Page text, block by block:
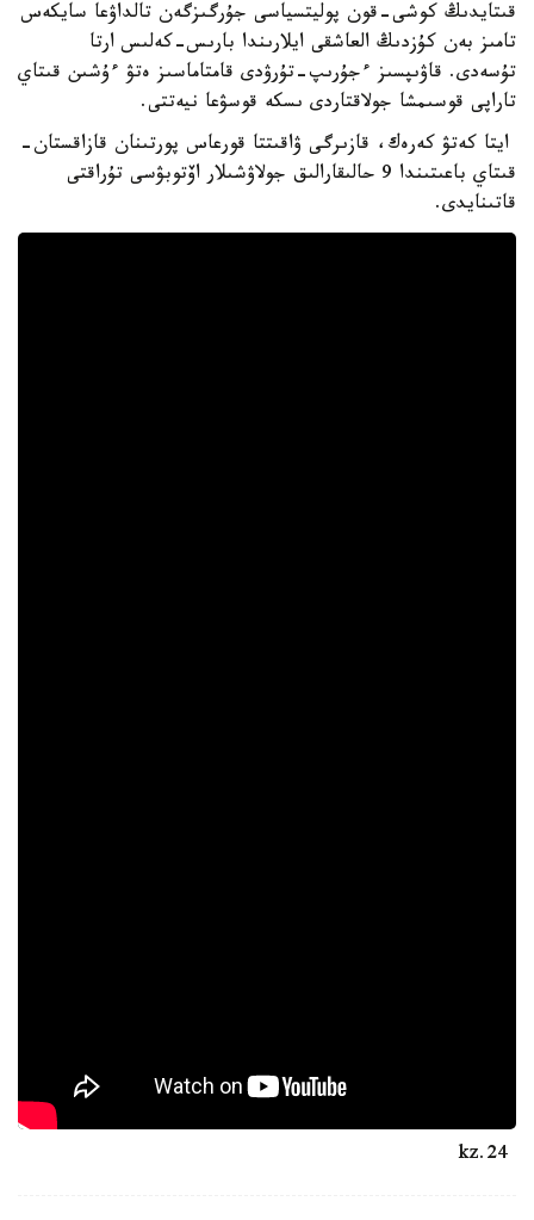
قىتايدىڭ كوشى-قون پوليتسياسى جۇرگىزگەن تالداۋعا سايكەس
تامىز بەن كۇزدىڭ العاشقى ايلارىندا بارىس-كەلىس ارتا
تۇسەدى. قاۋىپسىز ءجۇرىپ-تۇرۋدى قامتاماسىز ەتۋ ءۇشىن قىتاي
تاراپى قوسىمشا جولاقتاردى ىسكە قوسۋعا نيەتتى.
ايتا كەتۋ كەرەك، قازىرگى ۋاقىتتا قورعاس پورتىنان قازاقستان-
قىتاي باعىتىندا 9 حالىقارالىق جولاۋشىلار اۆتوبۋسى تۇراقتى
قاتىنايدى.